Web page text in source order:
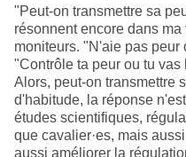
"Peut-on transmettre sa
résonnent encore dans
moniteurs. "N'aie pas peur
"Contrôle ta peur ou tu
Alors, peut-on transmettre
d'habitude, la réponse
études scientifiques,
que cavalier·es, mais
aussi améliorer la